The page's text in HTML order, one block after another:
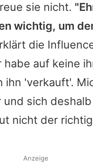
sie nicht.
wichtig, um
die
habe auf keine
ihn 'verkauft'.
sich
nicht der
Anzeige